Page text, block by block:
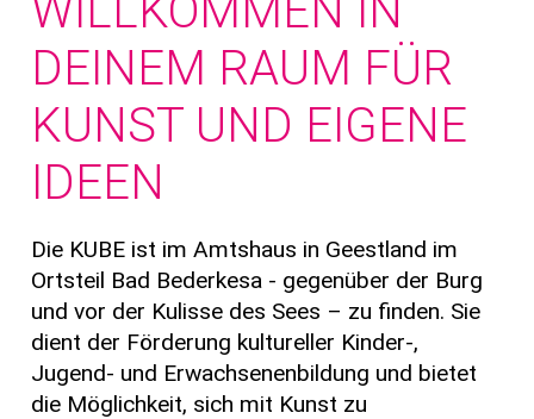
DEINEM RAUM FÜR
KUNST UND EIGENE
IDEEN
Die KUBE ist im Amtshaus in Geestland im
Ortsteil Bad Bederkesa - gegenüber der Burg
und vor der Kulisse des Sees – zu finden. Sie
dient der Förderung kultureller Kinder-,
Jugend- und Erwachsenenbildung und bietet
die Möglichkeit, sich mit Kunst zu